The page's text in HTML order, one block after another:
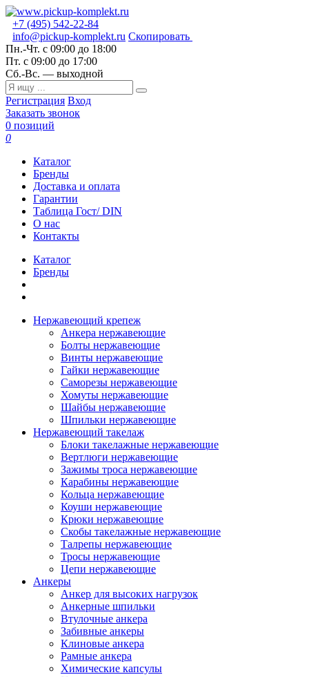
+7 (495) 542-22-84
info@pickup-komplekt.ru Скопировать
Пн.-Чт. с 09:00 до 18:00
Пт. с 09:00 до 17:00
Сб.-Вс. — выходной
Регистрация Вход
Заказать звонок
0 позиций
0
Каталог
Бренды
Доставка и оплата
Гарантии
Таблица Гост/ DIN
О нас
Контакты
Каталог
Бренды
Нержавеющий крепеж
Анкера нержавеющие
Болты нержавеющие
Винты нержавеющие
Гайки нержавеющие
Саморезы нержавеющие
Хомуты нержавеющие
Шайбы нержавеющие
Шпильки нержавеющие
Нержавеющий такелаж
Блоки такелажные нержавеющие
Вертлюги нержавеющие
Зажимы троса нержавеющие
Карабины нержавеющие
Кольца нержавеющие
Коуши нержавеющие
Крюки нержавеющие
Скобы такелажные нержавеющие
Талрепы нержавеющие
Тросы нержавеющие
Цепи нержавеющие
Анкеры
Анкер для высоких нагрузок
Анкерные шпильки
Втулочные анкера
Забивные анкеры
Клиновые анкера
Рамные анкера
Химические капсулы